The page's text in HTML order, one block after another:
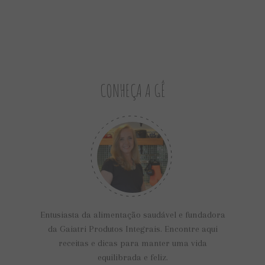
CONHEÇA A GÊ
Entusiasta da alimentação saudável e fundadora
da Gaiatri Produtos Integrais. Encontre aqui
receitas e dicas para manter uma vida
equilibrada e feliz.